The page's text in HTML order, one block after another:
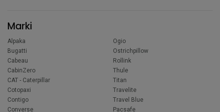
Marki
Alpaka
Bugatti
Cabeau
CabinZero
CAT - Caterpillar
Cotopaxi
Contigo
Converse
Ogio
Ostrichpillow
Rollink
Thule
Titan
Travelite
Travel Blue
Pacsafe